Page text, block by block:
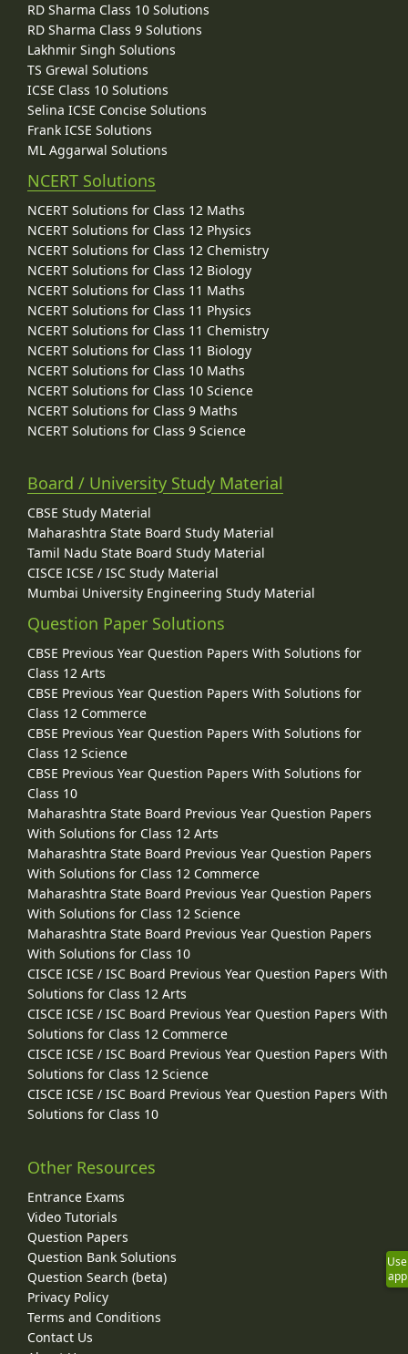
RD Sharma Class 10 Solutions
RD Sharma Class 9 Solutions
Lakhmir Singh Solutions
TS Grewal Solutions
ICSE Class 10 Solutions
Selina ICSE Concise Solutions
Frank ICSE Solutions
ML Aggarwal Solutions
NCERT Solutions
NCERT Solutions for Class 12 Maths
NCERT Solutions for Class 12 Physics
NCERT Solutions for Class 12 Chemistry
NCERT Solutions for Class 12 Biology
NCERT Solutions for Class 11 Maths
NCERT Solutions for Class 11 Physics
NCERT Solutions for Class 11 Chemistry
NCERT Solutions for Class 11 Biology
NCERT Solutions for Class 10 Maths
NCERT Solutions for Class 10 Science
NCERT Solutions for Class 9 Maths
NCERT Solutions for Class 9 Science
Board / University Study Material
CBSE Study Material
Maharashtra State Board Study Material
Tamil Nadu State Board Study Material
CISCE ICSE / ISC Study Material
Mumbai University Engineering Study Material
Question Paper Solutions
CBSE Previous Year Question Papers With Solutions for
Class 12 Arts
CBSE Previous Year Question Papers With Solutions for
Class 12 Commerce
CBSE Previous Year Question Papers With Solutions for
Class 12 Science
CBSE Previous Year Question Papers With Solutions for
Class 10
Maharashtra State Board Previous Year Question Papers
With Solutions for Class 12 Arts
Maharashtra State Board Previous Year Question Papers
With Solutions for Class 12 Commerce
Maharashtra State Board Previous Year Question Papers
With Solutions for Class 12 Science
Maharashtra State Board Previous Year Question Papers
With Solutions for Class 10
CISCE ICSE / ISC Board Previous Year Question Papers With
Solutions for Class 12 Arts
CISCE ICSE / ISC Board Previous Year Question Papers With
Solutions for Class 12 Commerce
CISCE ICSE / ISC Board Previous Year Question Papers With
Solutions for Class 12 Science
CISCE ICSE / ISC Board Previous Year Question Papers With
Solutions for Class 10
Other Resources
Entrance Exams
Video Tutorials
Question Papers
Question Bank Solutions
Question Search (beta)
Privacy Policy
Terms and Conditions
Contact Us
Use
app